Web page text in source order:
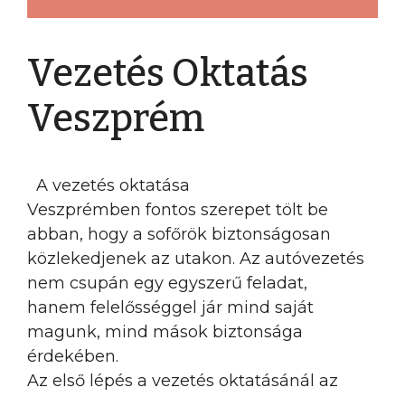
Vezetés Oktatás
Veszprém
A vezetés oktatása
Veszprémben fontos szerepet tölt be
abban, hogy a sofőrök biztonságosan
közlekedjenek az utakon. Az autóvezetés
nem csupán egy egyszerű feladat,
hanem felelősséggel jár mind saját
magunk, mind mások biztonsága
érdekében.
Az első lépés a vezetés oktatásánál az